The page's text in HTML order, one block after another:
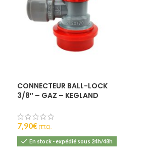
CONNECTEUR BALL-LOCK
3/8″ – GAZ – KEGLAND
7,90€(T.T.C).
En stock - expédié sous 24h/48h